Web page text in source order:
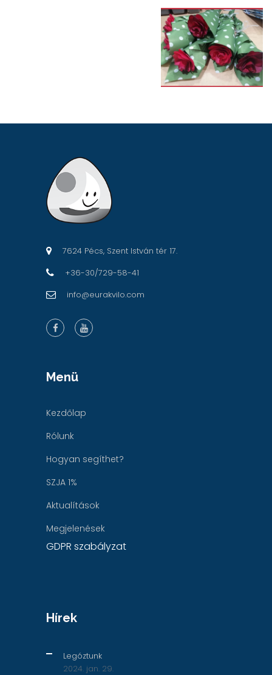
7624 Pécs, Szent István tér 17.
+36-30/729-58-41
info@eurakvilo.com
Menü
Kezdőlap
Rólunk
Hogyan segíthet?
SZJA 1%
Aktualítások
Megjelenések
GDPR szabályzat
Hírek
Legóztunk
2024. jan. 29.